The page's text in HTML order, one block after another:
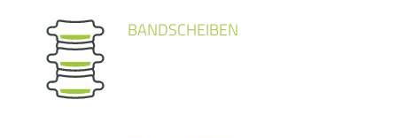
BANDSCHEIBEN